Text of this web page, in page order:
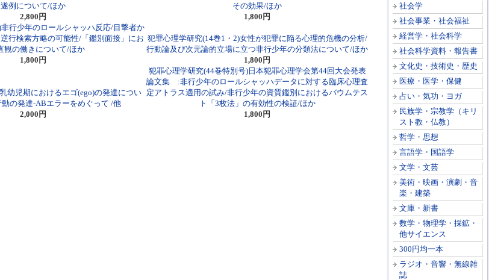
社会学
社会事業・社会福祉
経営学・社会科学
社会科学資料・報告書
文化史・技術史・歴史
医療・医学・保健
占い・気功・ヨガ
民族学・宗教学（キリ
スト教・仏教）
哲学・思想
言語学・国語学
文学・文芸
美術・映画・演劇・音
楽・建築
文庫・新書
数学・物理学・採鉱・
他サイエンス
300円均一本
ラジオ・音響・無線雑
誌
遂例について/ほか
2,800円
その効果/ほか
1,800円
行少年のロールシャッハ反応/目撃者か
行検索方略の可能性/「鑑別面接」にお
観の働きについて/ほか
1,800円
犯罪心理学研究(14巻1・2)女性が犯罪に陥る心理的危機の分析/
行動論及び次元論的立場に立つ非行少年の分類法について/ほか
1,800円
幼児期におけるエゴ(ego)の発達につい
の発達-ABエラーをめぐって /他
2,000円
犯罪心理学研究(44巻特別号)日本犯罪心理学会第44回大会発表
論文集 :非行少年のロールシャッハデータに対する臨床心理査
定アトラス適用の試み/非行少年の資質鑑別におけるバウムテス
ト「3枚法」の有効性の検証/ほか
1,800円